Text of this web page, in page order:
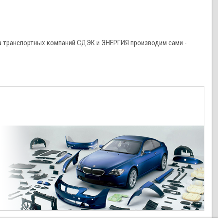
компаний СДЭК и ЭНЕРГИЯ производим сами -